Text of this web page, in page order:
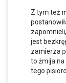
Z tym też
jest
zamierza
to żmija na
tego